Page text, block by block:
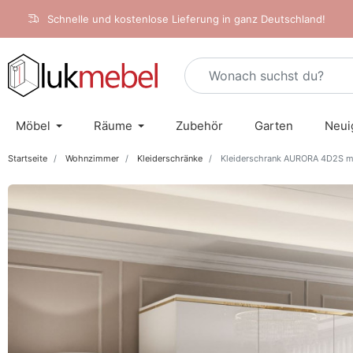
Schnelle und kostenlose Lieferung in ganz Deutschland!
Möbel Räume Zubehör Garten
Startseite Wohnzimmer Kleiderschränke Kleiderschrank AURORA 4D2S